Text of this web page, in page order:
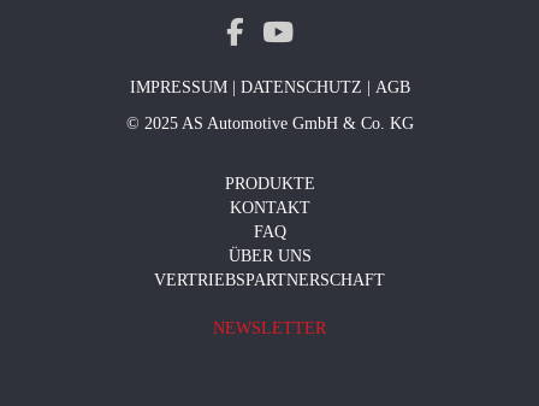
IMPRESSUM| DATENSCHUTZ
AGB
© 2025 AS Automotive GmbH & Co. KG
PRODUKTE
KONTAKT
FAQ
ÜBER UNS
VERTRIEBSPARTNERSCHAFT
NEWSLETTER